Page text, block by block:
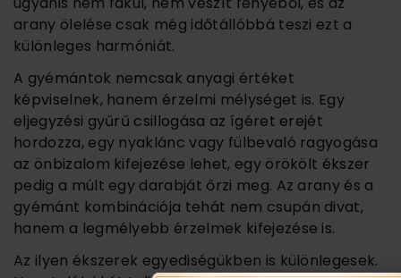
arany ölelése csak még időtállóbbá teszi ezt a
különleges harmóniát.
A gyémántok nemcsak anyagi értéket
képviselnek, hanem érzelmi mélységet is. Egy
eljegyzési gyűrű csillogása az ígéret erejét
hordozza, egy nyaklánc vagy fülbevaló ragyogása
az önbizalom kifejezése lehet, egy örökölt ékszer
pedig a múlt egy darabját őrzi meg. Az arany és a
gyémánt kombinációja tehát nem csupán divat,
hanem a legmélyebb érzelmek kifejezése is.
Az ilyen ékszerek egyediségükben is különlegesek.